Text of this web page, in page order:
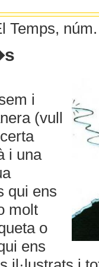
Temps,
i
(vull
i una
qui ens
molt
o
ens